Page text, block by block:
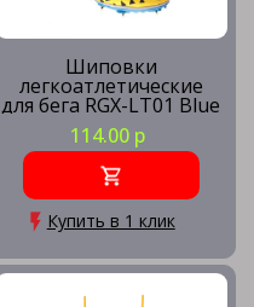
Шиповки
легкоатлетические
для бега RGX-LT01 Blue
114.00 р
Купить в 1 клик